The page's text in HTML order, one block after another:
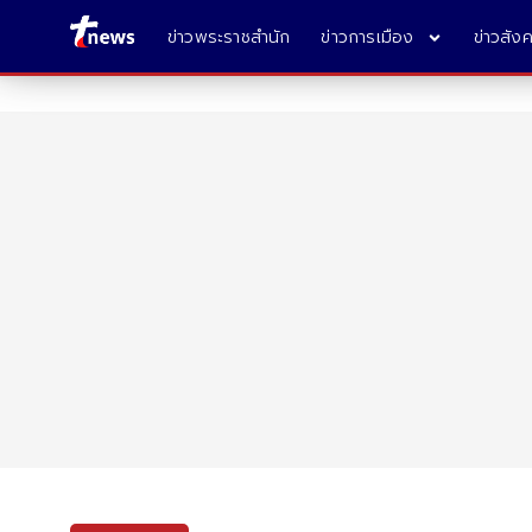
ข่าวพระราชสำนัก ข่าวการเมือง ข่าวสัง